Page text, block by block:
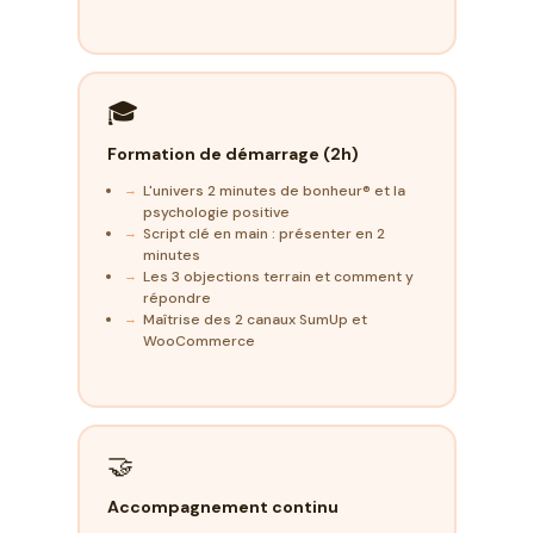
🎓
Formation de démarrage (2h)
L'univers 2 minutes de bonheur® et la
psychologie positive
Script clé en main : présenter en 2
minutes
Les 3 objections terrain et comment y
répondre
Maîtrise des 2 canaux SumUp et
WooCommerce
🤝
Accompagnement continu